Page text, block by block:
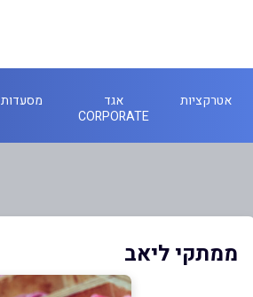
אטרקציות
אגד
CORPORATE
מסעדות
ממתקי ליאב